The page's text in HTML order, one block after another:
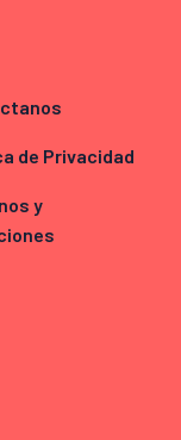
de Privacidad
y